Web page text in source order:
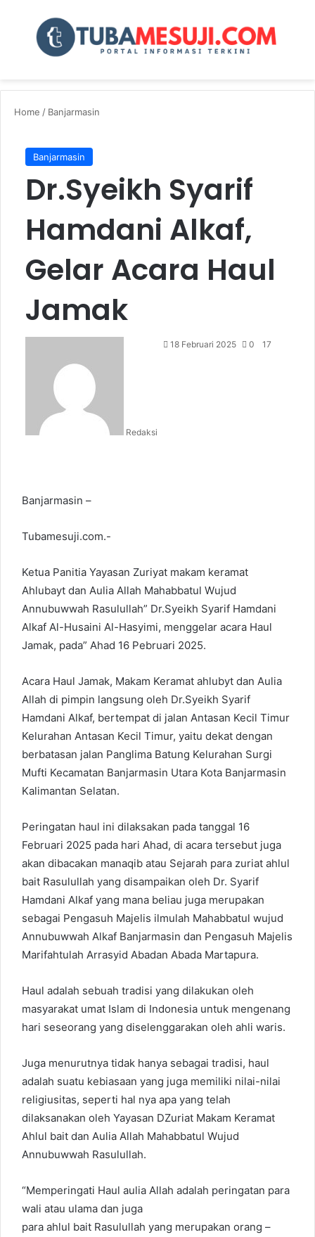
Menu
Home / Banjarmasin
Banjarmasin
Dr.Syeikh Syarif
Hamdani Alkaf,
Gelar Acara Haul
Jamak
Redaksi
18 Februari 2025 0 17
Banjarmasin –
Tubamesuji.com.-
Ketua Panitia Yayasan Zuriyat makam keramat
Ahlubayt dan Aulia Allah Mahabbatul Wujud
Annubuwwah Rasulullah” Dr.Syeikh Syarif Hamdani
Alkaf Al-Husaini Al-Hasyimi, menggelar acara Haul
Jamak, pada” Ahad 16 Pebruari 2025.
Acara Haul Jamak, Makam Keramat ahlubyt dan Aulia
Allah di pimpin langsung oleh Dr.Syeikh Syarif
Hamdani Alkaf, bertempat di jalan Antasan Kecil Timur
Kelurahan Antasan Kecil Timur, yaitu dekat dengan
berbatasan jalan Panglima Batung Kelurahan Surgi
Mufti Kecamatan Banjarmasin Utara Kota Banjarmasin
Kalimantan Selatan.
Peringatan haul ini dilaksakan pada tanggal 16
Februari 2025 pada hari Ahad, di acara tersebut juga
akan dibacakan manaqib atau Sejarah para zuriat ahlul
bait Rasulullah yang disampaikan oleh Dr. Syarif
Hamdani Alkaf yang mana beliau juga merupakan
sebagai Pengasuh Majelis ilmulah Mahabbatul wujud
Annubuwwah Alkaf Banjarmasin dan Pengasuh Majelis
Marifahtulah Arrasyid Abadan Abada Martapura.
Haul adalah sebuah tradisi yang dilakukan oleh
masyarakat umat Islam di Indonesia untuk mengenang
hari seseorang yang diselenggarakan oleh ahli waris.
Juga menurutnya tidak hanya sebagai tradisi, haul
adalah suatu kebiasaan yang juga memiliki nilai-nilai
religiusitas, seperti hal nya apa yang telah
dilaksanakan oleh Yayasan DZuriat Makam Keramat
Ahlul bait dan Aulia Allah Mahabbatul Wujud
Annubuwwah Rasulullah.
“Memperingati Haul aulia Allah adalah peringatan para
wali atau ulama dan juga
para ahlul bait Rasulullah yang merupakan orang –